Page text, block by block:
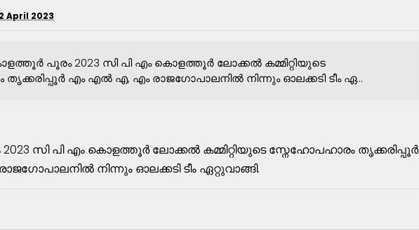
April 2023
പൂരം 2023 സി പി എം കൊളത്തൂർ ലോക്കൽ കമ്മിറ്റിയുടെ
എം എൽ എ, എം രാജഗോപാലനിൽ നിന്നും ഓലക്കടി ടീം ഏ...
സി പി എം കൊളത്തൂർ ലോക്കൽ കമ്മിറ്റിയുടെ സ്നേഹോപഹാരം തൃക്കരിപ്പൂർ
നിന്നും ഓലക്കടി ടീം ഏറ്റുവാങ്ങി.